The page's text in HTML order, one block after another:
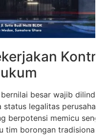
besar wajib
status legalitas
berpotensi memicu
tim borongan tradisional